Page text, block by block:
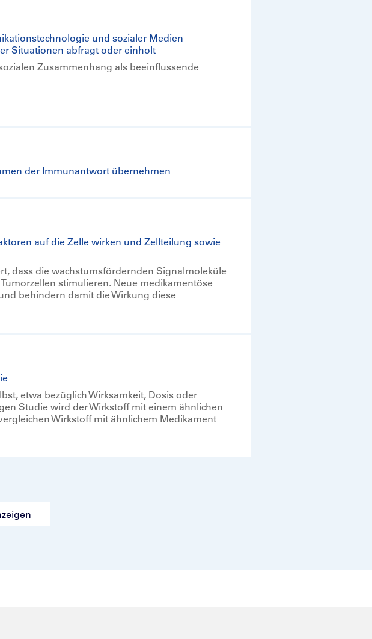
und sozialer Medien
Situationen abfragt oder einholt
Zusammenhang als beeinflussende
der Immunantwort übernehmen
auf die Zelle wirken und Zellteilung sowie
dass die wachstumsfördernden Signalmoleküle
stimulieren. Neue medikamentöse
behindern damit die Wirkung diese
etwa bezüglich Wirksamkeit, Dosis oder
Studie wird der Wirkstoff mit einem ähnlichen
Wirkstoff mit ähnlichem Medikament